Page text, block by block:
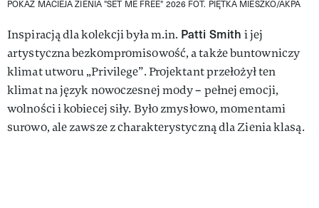
POKAZ MACIEJA ZIENIA "SET ME FREE" 2026 FOT. PIĘTKA MIESZKO/AKPA
Inspiracją dla kolekcji była m.in. Patti Smith i jej
artystyczna bezkompromisowość, a także buntowniczy
klimat utworu „Privilege”. Projektant przełożył ten
klimat na język nowoczesnej mody – pełnej emocji,
wolności i kobiecej siły. Było zmysłowo, momentami
surowo, ale zawsze z charakterystyczną dla Zienia klasą.